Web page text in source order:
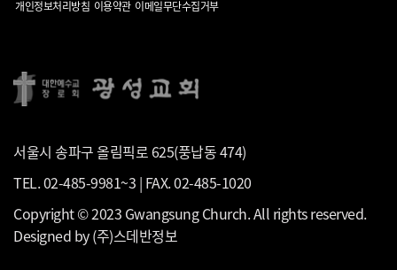
개인정보처리방침 이용약관 이메일무단수집거부
서울시 송파구 올림픽로 625(풍납동 474)
TEL. 02-485-9981~3 | FAX. 02-485-1020
Copyright © 2023 Gwangsung Church. All rights reserved.
Designed by (주)스데반정보